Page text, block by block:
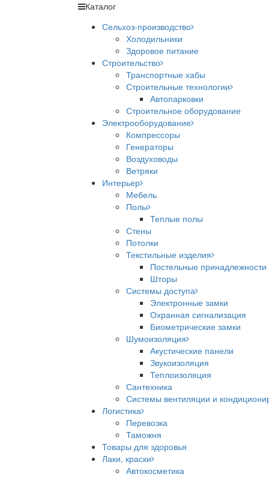
Каталог
Сельхоз-производство
Холодильники
Здоровое питание
Строительство
Транспортные хабы
Строительные технологии
Автопарковки
Строительное оборудование
Электрооборудование
Компрессоры
Генераторы
Воздуховоды
Ветряки
Интерьер
Мебель
Полы
Теплые полы
Стены
Потолки
Текстильные изделия
Постельные принадлежности
Шторы
Системы доступа
Электронные замки
Охранная сигнализация
Биометрические замки
Шумоизоляция
Акустические панели
Звукоизоляция
Теплоизоляция
Сантехника
Системы вентиляции и
Логистика
Перевозка
Таможня
Товары для здоровья
Лаки, краски
Автокосметика